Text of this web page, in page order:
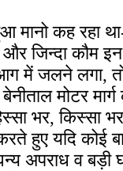
मानो कह रहा
और जिन्दा
में जलने लगा,
मोटर
भर, किस्सा
यदि कोई
अपराध व